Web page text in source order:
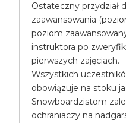
Ostateczny przydział
zaawansowania
poziom
instruktora po
pierwszych zajęciach.
Wszystkich
obowiązuje na stoku
Snowboardzistom
ochraniaczy na